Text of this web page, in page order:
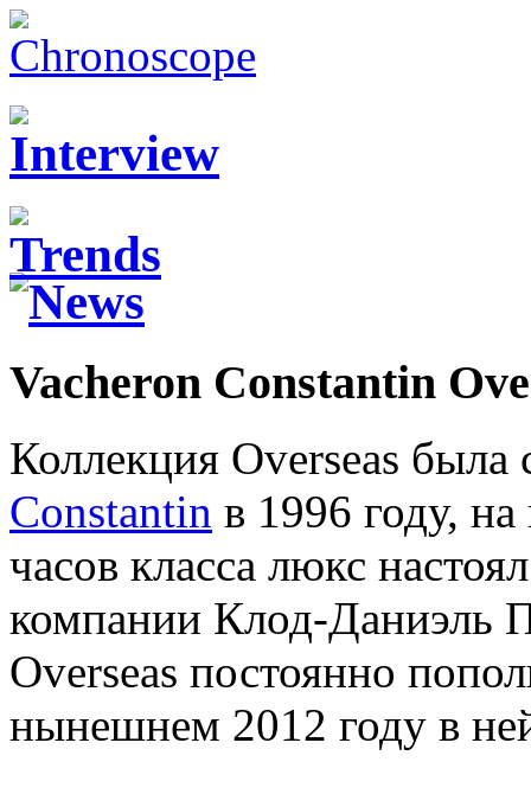
Vacheron Constantin
Коллекция Overseas
Constantin в 1996 году,
часов класса люкс
компании Клод-Даниэль
Overseas постоянно
нынешнем 2012 году в